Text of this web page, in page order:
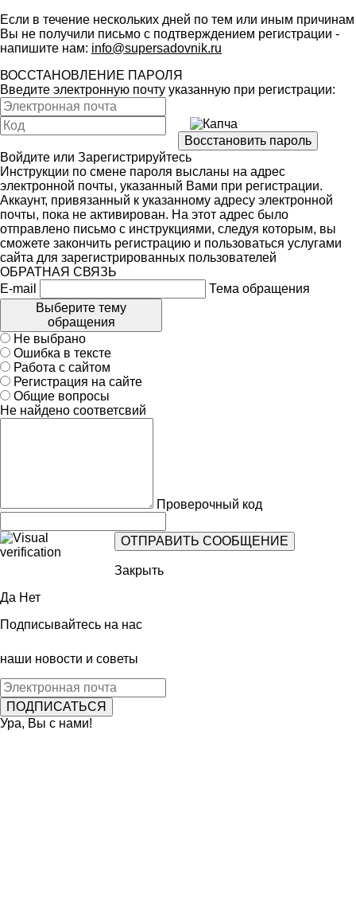
Если в течение нескольких дней по тем или иным причинам
Вы не получили письмо с подтверждением регистрации -
напишите нам: info@supersadovnik.ru
ВОССТАНОВЛЕНИЕ ПАРОЛЯ
Введите электронную почту указанную при регистрации:
Войдите или Зарегистрируйтесь
Инструкции по смене пароля высланы на адрес
электронной почты, указанный Вами при регистрации.
Аккаунт, привязанный к указанному адресу электронной
почты, пока не активирован. На этот адрес было
отправлено письмо с инструкциями, следуя которым, вы
сможете закончить регистрацию и пользоваться услугами
сайта для зарегистрированных пользователей
ОБРАТНАЯ СВЯЗЬ
E-mail
Тема обращения
Выберите тему
обращения
Не выбрано
Ошибка в тексте
Работа с сайтом
Регистрация на сайте
Общие вопросы
Не найдено соответсвий
Проверочный код
Закрыть
Да Нет
Подписывайтесь на нас
наши новости и советы
Ура, Вы с нами!